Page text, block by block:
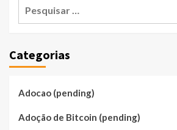
Categorias
Adocao (pending)
Adoção de Bitcoin (pending)